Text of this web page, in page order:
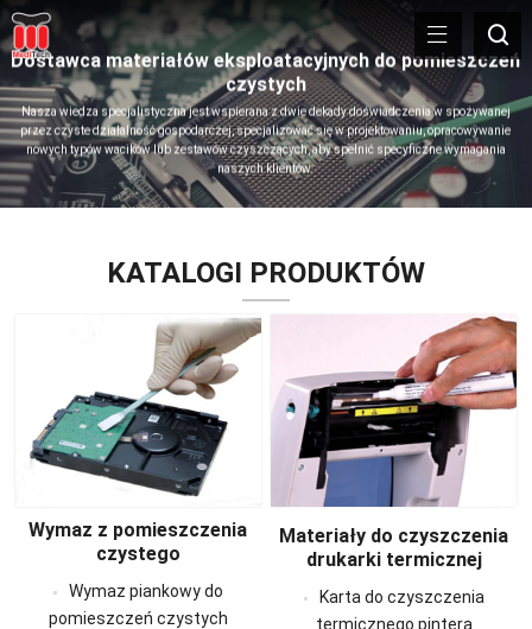
Dostawca materiałów eksploatacyjnych do pomieszczeń
czystych
Nasza wiedza specjalistyczna jest wspierana z dwie dekady doświadczenia w spożywanej
przez czyste działalność gospodarczej, specjalizować się w projektowaniu, opracowywanie
nowych typów wacików lub zestawów czyszczących, aby spełnić specyficzne wymagania
naszych klientów.
KATALOGI PRODUKTÓW
Wymaz z pomieszczenia
czystego
Wymaz piankowy do
pomieszczeń czystych
Materiały do ​​czyszczenia
drukarki termicznej
Karta do czyszczenia
termicznego pintera